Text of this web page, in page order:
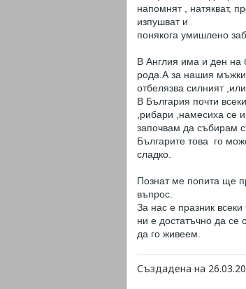
напомнят , натякват,
изпушват и
понякога умишлено
В Англия има и ден на
рода.А за нашия мъжки
отбелязва силният
В България почти
,рибари ,намесиха се
започвам да събирам
Българите това го
сладко.
Познат ме попита ще
въпрос.
За нас е празник
ни е достатъчно да
да го живеем.
Създадена на